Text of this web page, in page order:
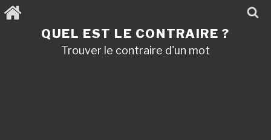
Aller
au
QUEL EST LE CONTRAIRE ?
Trouver le contraire d'un mot